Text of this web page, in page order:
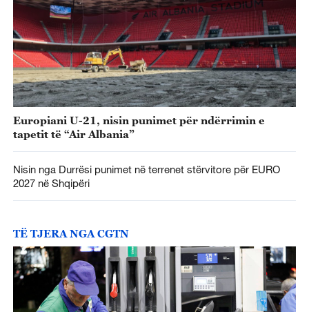
Europiani U-21, nisin punimet për ndërrimin e
tapetit të “Air Albania”
Nisin nga Durrësi punimet në terrenet stërvitore për EURO
2027 në Shqipëri
TË TJERA NGA CGTN